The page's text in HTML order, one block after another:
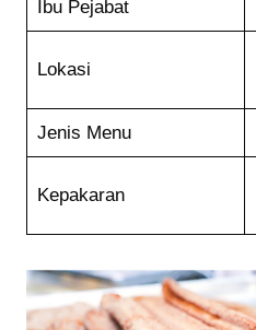
Ibu Pejabat
Lokasi
Jenis Menu
Kepakaran